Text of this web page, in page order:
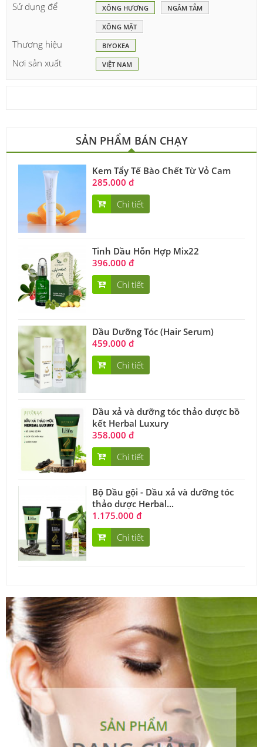
Sử dụng để XÔNG HƯƠNG NGÂM TẮM
XÔNG MẶT
Thương hiệu BIYOKEA
Nơi sản xuất VIỆT NAM
SẢN PHẨM BÁN CHẠY
Kem Tẩy Tế Bào Chết Từ Vỏ Cam
285.000 đ
Chi tiết
Tinh Dầu Hỗn Hợp Mix22
396.000 đ
Chi tiết
Dầu Dưỡng Tóc (Hair Serum)
459.000 đ
Chi tiết
Dầu xả và dưỡng tóc thảo dược bồ
kết Herbal Luxury
358.000 đ
Chi tiết
Bộ Dầu gội - Dầu xả và dưỡng tóc
thảo dược Herbal...
1.175.000 đ
Chi tiết